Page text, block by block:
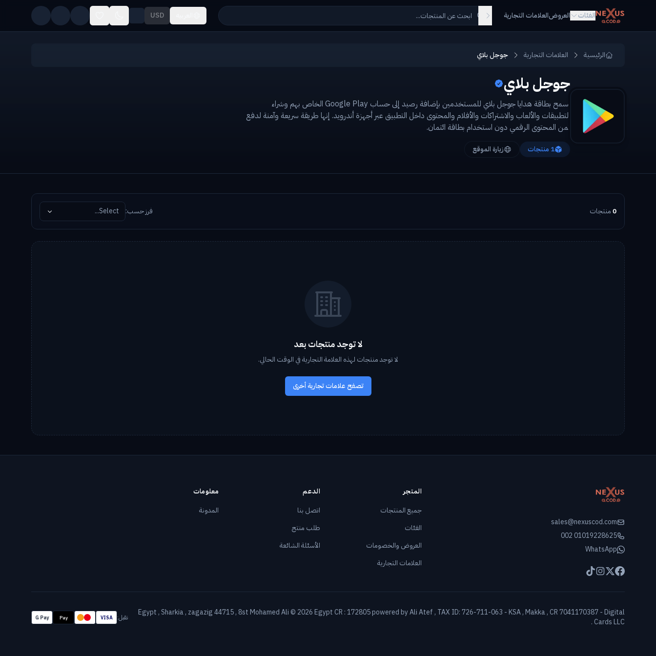
Skip to main content
الفئات العروضالعلامات التجارية USD
الرئيسية العلامات التجارية جوجل بلاي
جوجل بلاي
تسمح بطاقة هدايا جوجل بلاي للمستخدمين بإضافة رصيد إلى حساب Google Play الخاص بهم وشراء
التطبيقات والألعاب والاشتراكات والأفلام والمحتوى داخل التطبيق عبر أجهزة أندرويد. إنها طريقة سريعة وآمنة لدفع
ثمن المحتوى الرقمي دون استخدام بطاقة ائتمان.
1 منتجات زيارة الموقع
0منتجات فرز حسب:
Select...
لا توجد منتجات بعد
لا توجد منتجات لهذه العلامة التجارية في الوقت الحالي.
تصفح علامات تجارية أخرى
sales@nexuscod.com
002 01019228625
WhatsApp
المتجر
جميع المنتجات
الفئات
العروض والخصومات
العلامات التجارية
الدعم
اتصل بنا
طلب منتج
الأسئلة الشائعة
معلومات
المدونة
Egypt , Sharkia , zagazig 44715 , 8st Mohamed Ali © 2026 Egypt CR : 172805 powered by Ali Atef , TAX ID: 726-711-063 - KSA , Makka , CR 7041170387 - Digital
Cards LLC .
نقبل:
VISA
Pay
G Pay